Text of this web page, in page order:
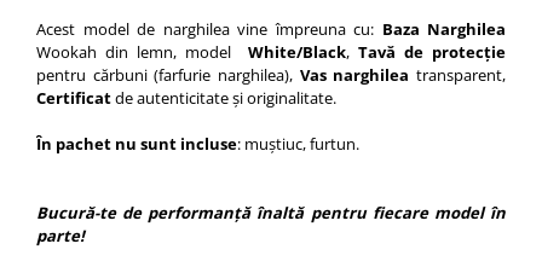
Acest model de narghilea vine împreuna cu: Baza Narghilea
Wookah din lemn, model
White/Black, Tavă de protecție
pentru cărbuni (farfurie narghilea), Vas narghilea transparent,
Certificatde autenticitate și originalitate.
În pachet nu sunt incluse: muștiuc, furtun.
Bucură-te de performanță înaltă pentru fiecare model în
parte!